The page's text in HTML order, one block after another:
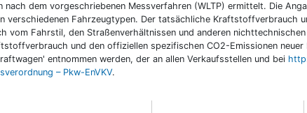
nach dem vorgeschriebenen Messverfahren (WLTP) ermittelt. Die
verschiedenen Fahrzeugtypen. Der tatsächliche
vom Fahrstil, den Straßenverhältnissen und anderen
und den offiziellen spezifischen CO2-Emissionen neuer
entnommen werden, der an allen Verkaufsstellen und bei
– Pkw-EnVKV.